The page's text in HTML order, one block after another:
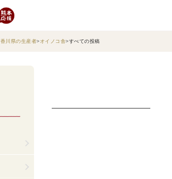
香川県の生産者 オイノコ舎 すべての投稿